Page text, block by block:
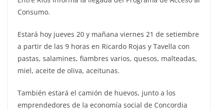
Consumo.
Estará hoy jueves 20 y mañana viernes 21 de setiembre
a partir de las 9 horas en Ricardo Rojas y Tavella con
pastas, salamines, fiambres varios, quesos, malteadas,
miel, aceite de oliva, aceitunas.
También estará el camión de huevos, junto a los
emprendedores de la economía social de Concordia